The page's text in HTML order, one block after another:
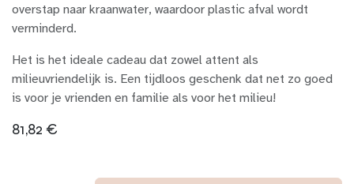
overstap naar kraanwater, waardoor plastic afval wordt
verminderd.
Het is het ideale cadeau dat zowel attent als
milieuvriendelijk is. Een tijdloos geschenk dat net zo goed
is voor je vrienden en familie als voor het milieu!
81,82 €